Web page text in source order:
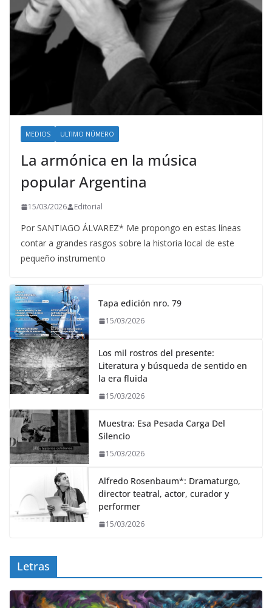
MEDIOS ULTIMO NÚMERO
La armónica en la música
popular Argentina
15/03/2026 Editorial
Por SANTIAGO ÁLVAREZ* Me propongo en estas líneas
contar a grandes rasgos sobre la historia local de este
pequeño instrumento
Tapa edición nro. 79
15/03/2026
Los mil rostros del presente:
Literatura y búsqueda de sentido en
la era fluida
15/03/2026
Muestra: Esa Pesada Carga Del
Silencio
15/03/2026
Alfredo Rosenbaum*: Dramaturgo,
director teatral, actor, curador y
performer
15/03/2026
Letras